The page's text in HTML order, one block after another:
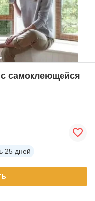
с самоклеющейся
25 дней